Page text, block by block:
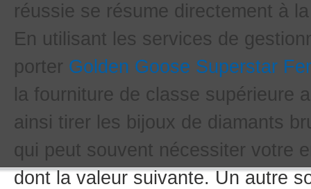
réussie se résume directement à
En utilisant les services de
porter Golden Goose Superstar
la fourniture de classe supérieure
ainsi tirer les bijoux de diamants
qui peut souvent nécessiter votre
dont la valeur suivante. Un autre